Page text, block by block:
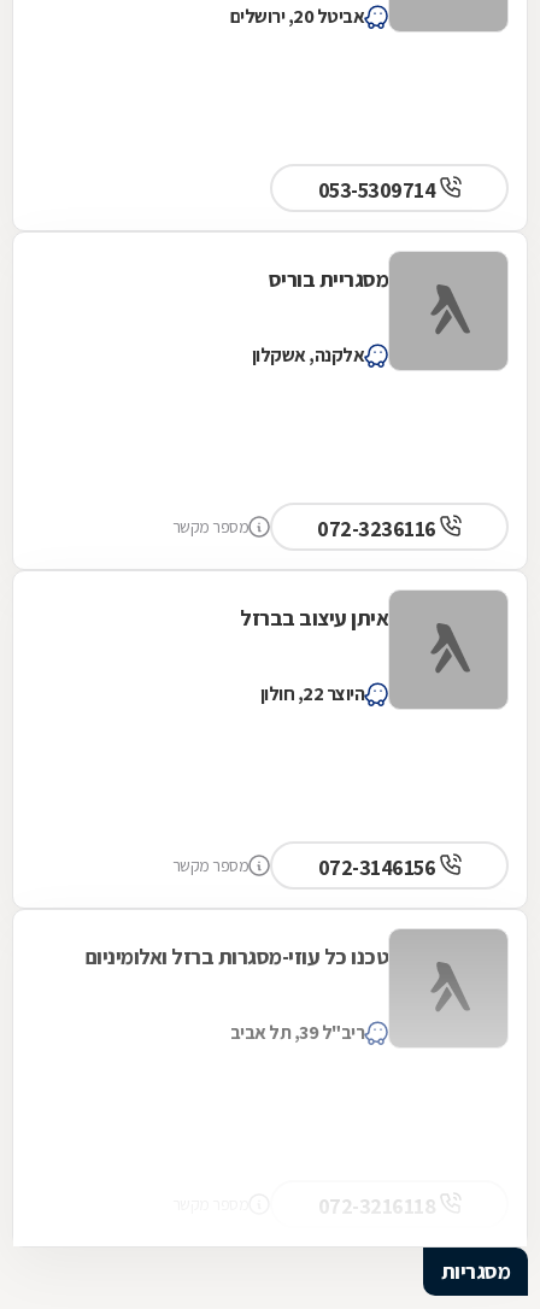
אביטל 20, ירושלים
053-5309714
מסגריית בוריס
אלקנה, אשקלון
מספר מקשר
איתן עיצוב בברזל
היוצר 22, חולון
מספר מקשר
טכנו כל עוזי-מסגרות ברזל ואלומיניום
ריב"ל 39, תל אביב
מסגריות